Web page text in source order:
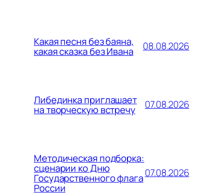
Какая песня без баяна,
какая сказка без Ивана 08.08.2026
Либединка приглашает
на творческую встречу 07.08.2026
Методическая подборка:
сценарии ко Дню
Государственного флага
России
07.08.2026